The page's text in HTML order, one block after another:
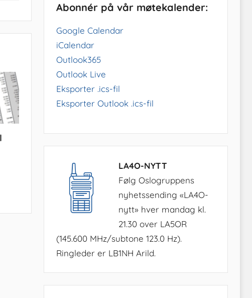
Abonnér på vår møtekalender:
Google Calendar
iCalendar
Outlook365
Outlook Live
Eksporter .ics-fil
Eksporter Outlook .ics-fil
LA4O-NYTT
Følg Oslogruppens
nyhetssending «LA4O-
nytt» hver mandag kl.
21.30 over LA5OR
(145.600 MHz/subtone 123.0 Hz).
Ringleder er LB1NH Arild.